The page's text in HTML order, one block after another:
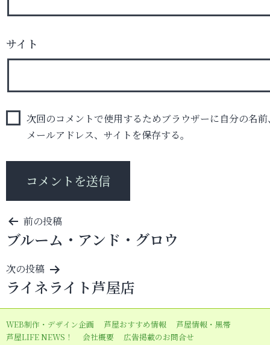
サイト
次回のコメントで使用するためブラウザーに自分の名前
メールアドレス、サイトを保存する。
投
稿
ナ
ビ
ゲ
ー
シ
前の投稿
ブルーム・アンド・グロウ
次の投稿
ライネライト芦屋店
WEB制作・デザイン企画 芦屋おすすめ情報
芦屋情報・黒帯
芦屋LIFE NEWS！
会社概要 広告掲載のお問合せ